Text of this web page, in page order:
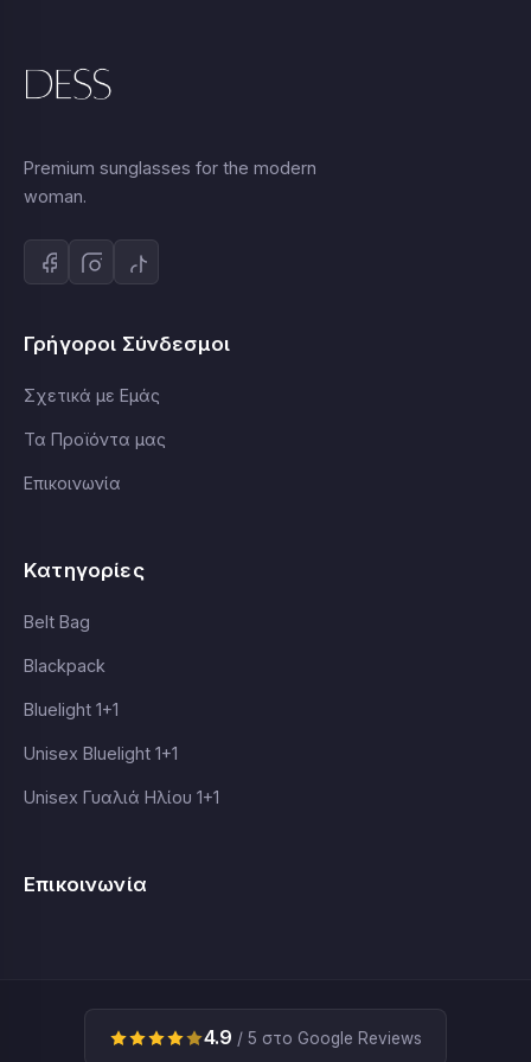
Premium sunglasses for the modern
woman.
Γρήγοροι Σύνδεσμοι
Σχετικά με Εμάς
Τα Προϊόντα μας
Επικοινωνία
Κατηγορίες
Belt Bag
Blackpack
Bluelight 1+1
Unisex Bluelight 1+1
Unisex Γυαλιά Ηλίου 1+1
Επικοινωνία
4.9 / 5 στο Google Reviews